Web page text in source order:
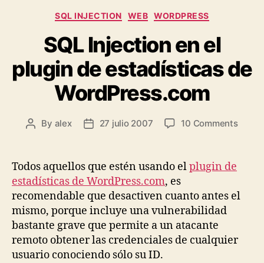
Categories
SQL INJECTION WEB WORDPRESS
SQL Injection en el
plugin de estadísticas de
WordPress.com
Post
By alex
Post27 julio 2007 10 Commentson
de
Todos aquellos que estén usando elplugin de
estadísticas de WordPress.com, es
recomendable que desactiven cuanto antes el
mismo, porque incluye una vulnerabilidad
bastante grave que permite a un atacante
remoto obtener las credenciales de cualquier
usuario conociendo sólo su ID.